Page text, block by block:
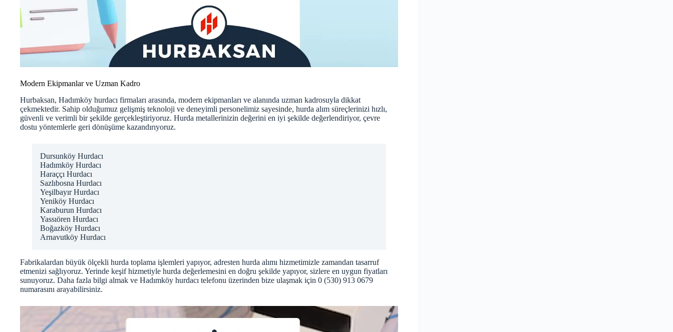
Modern Ekipmanlar ve Uzman Kadro
Hurbaksan, Hadımköy hurdacı firmaları arasında, modern ekipmanları ve alanında uzman kadrosuyla dikkat
çekmektedir. Sahip olduğumuz gelişmiş teknoloji ve deneyimli personelimiz sayesinde, hurda alım süreçlerinizi hızlı,
güvenli ve verimli bir şekilde gerçekleştiriyoruz. Hurda metallerinizin değerini en iyi şekilde değerlendiriyor, çevre
dostu yöntemlerle geri dönüşüme kazandırıyoruz.
Dursunköy Hurdacı
Hadımköy Hurdacı
Haraççı Hurdacı
Sazlıbosna Hurdacı
Yeşilbayır Hurdacı
Yeniköy Hurdacı
Karaburun Hurdacı
Yassıören Hurdacı
Boğazköy Hurdacı
Arnavutköy Hurdacı
Fabrikalardan büyük ölçekli hurda toplama işlemleri yapıyor, adresten hurda alımı hizmetimizle zamandan tasarruf
etmenizi sağlıyoruz. Yerinde keşif hizmetiyle hurda değerlemesini en doğru şekilde yapıyor, sizlere en uygun fiyatları
sunuyoruz. Daha fazla bilgi almak ve Hadımköy hurdacı telefonu üzerinden bize ulaşmak için 0 (530) 913 0679
numarasını arayabilirsiniz.